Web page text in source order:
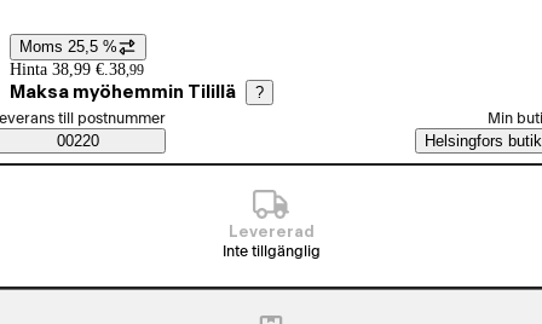
Prisinformation
Moms 25,5 %
Hinta 38,99 €. 38,99
Maksa myöhemmin Tilillä ?
Saatavuustiedot
beställningssätt
till postnummer
00220
Min
Helsingfors butik
Levererad
Inte tillgänglig